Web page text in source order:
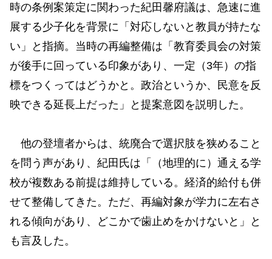
時の条例案策定に関わった紀田馨府議は、急速に進
展する少子化を背景に「対応しないと教員が持たな
い」と指摘。当時の再編整備は「教育委員会の対策
が後手に回っている印象があり、一定（3年）の指
標をつくってはどうかと。政治というか、民意を反
映できる延長上だった」と提案意図を説明した。
他の登壇者からは、統廃合で選択肢を狭めること
を問う声があり、紀田氏は「（地理的に）通える学
校が複数ある前提は維持している。経済的給付も併
せて整備してきた。ただ、再編対象が学力に左右さ
れる傾向があり、どこかで歯止めをかけないと」と
も言及した。